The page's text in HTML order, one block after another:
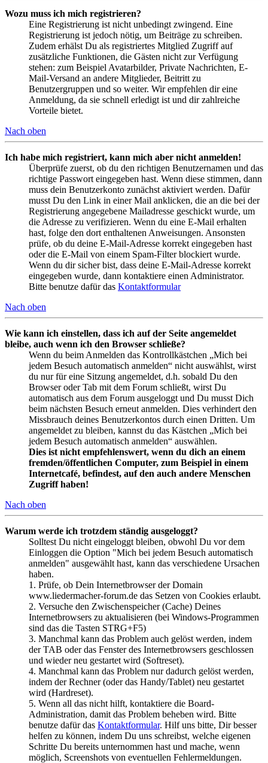
Wozu muss ich mich registrieren?
Eine Registrierung ist nicht unbedingt zwingend. Eine
Registrierung ist jedoch nötig, um Beiträge zu schreiben.
Zudem erhälst Du als registriertes Mitglied Zugriff auf
zusätzliche Funktionen, die Gästen nicht zur Verfügung
stehen: zum Beispiel Avatarbilder, Private Nachrichten, E-
Mail-Versand an andere Mitglieder, Beitritt zu
Benutzergruppen und so weiter. Wir empfehlen dir eine
Anmeldung, da sie schnell erledigt ist und dir zahlreiche
Vorteile bietet.
Nach oben
Ich habe mich registriert, kann mich aber nicht anmelden!
Überprüfe zuerst, ob du den richtigen Benutzernamen und das
richtige Passwort eingegeben hast. Wenn diese stimmen, dann
muss dein Benutzerkonto zunächst aktiviert werden. Dafür
musst Du den Link in einer Mail anklicken, die an die bei der
Registrierung angegebene Mailadresse geschickt wurde, um
die Adresse zu verifizieren. Wenn du eine E-Mail erhalten
hast, folge den dort enthaltenen Anweisungen. Ansonsten
prüfe, ob du deine E-Mail-Adresse korrekt eingegeben hast
oder die E-Mail von einem Spam-Filter blockiert wurde.
Wenn du dir sicher bist, dass deine E-Mail-Adresse korrekt
eingegeben wurde, dann kontaktiere einen Administrator.
Bitte benutze dafür das Kontaktformular
Nach oben
Wie kann ich einstellen, dass ich auf der Seite angemeldet
bleibe, auch wenn ich den Browser schließe?
Wenn du beim Anmelden das Kontrollkästchen „Mich bei
jedem Besuch automatisch anmelden“ nicht auswählst, wirst
du nur für eine Sitzung angemeldet, d.h. sobald Du den
Browser oder Tab mit dem Forum schließt, wirst Du
automatisch aus dem Forum ausgeloggt und Du musst Dich
beim nächsten Besuch erneut anmelden. Dies verhindert den
Missbrauch deines Benutzerkontos durch einen Dritten. Um
angemeldet zu bleiben, kannst du das Kästchen „Mich bei
jedem Besuch automatisch anmelden“ auswählen.
Dies ist nicht empfehlenswert, wenn du dich an einem
fremden/öffentlichen Computer, zum Beispiel in einem
Internetcafé, befindest, auf den auch andere Menschen
Zugriff haben!
Nach oben
Warum werde ich trotzdem ständig ausgeloggt?
Solltest Du nicht eingeloggt bleiben, obwohl Du vor dem
Einloggen die Option "Mich bei jedem Besuch automatisch
anmelden" ausgewählt hast, kann das verschiedene Ursachen
haben.
1. Prüfe, ob Dein Internetbrowser der Domain
www.liedermacher-forum.de das Setzen von Cookies erlaubt.
2. Versuche den Zwischenspeicher (Cache) Deines
Internetbrowsers zu aktualisieren (bei Windows-Programmen
sind das die Tasten STRG+F5)
3. Manchmal kann das Problem auch gelöst werden, indem
der TAB oder das Fenster des Internetbrowsers geschlossen
und wieder neu gestartet wird (Softreset).
4. Manchmal kann das Problem nur dadurch gelöst werden,
indem der Rechner (oder das Handy/Tablet) neu gestartet
wird (Hardreset).
5. Wenn all das nicht hilft, kontaktiere die Board-
Administration, damit das Problem beheben wird. Bitte
benutze dafür das Kontaktformular. Hilf uns bitte, Dir besser
helfen zu können, indem Du uns schreibst, welche eigenen
Schritte Du bereits unternommen hast und mache, wenn
möglich, Screenshots von eventuellen Fehlermeldungen.